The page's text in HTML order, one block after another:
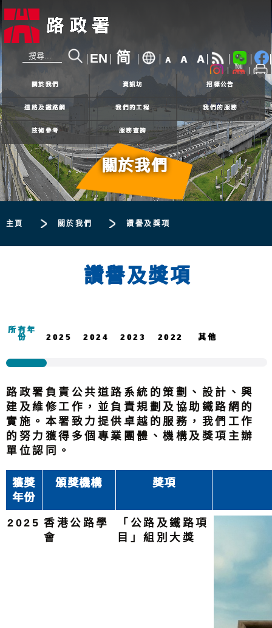
EN 简 A A A
24小時熱線 2926 4111
關於我們 資訊坊 招標公告
道路及鐵路網 我們的工程 我們的服務
技術參考 服務查詢
主頁
關於我們
關於我們 讚譽及獎項
讚譽及獎項
所有年
份
2025 2024 2023 2022 其他
路政署負責公共道路系統的策劃、設計、興
建及維修工作，並負責規劃及協助鐵路網的
實施。本署致力提供卓越的服務，我們工作
的努力獲得多個專業團體、機構及獎項主辦
單位認同。
獲獎
年份
頒獎機構 獎項
2025 香港公路學
會
「公路及鐵路項
目」組別大獎